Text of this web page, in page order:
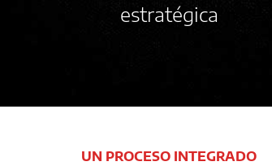
estratégica
UN PROCESO INTEGRADO